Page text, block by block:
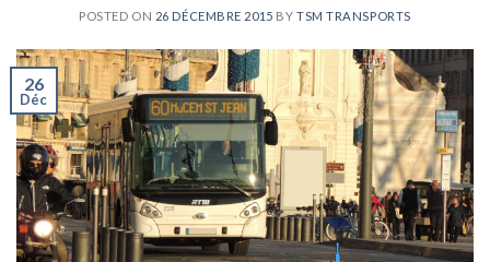
POSTED ON 26 DÉCEMBRE 2015 BY TSM TRANSPORTS
26
Déc